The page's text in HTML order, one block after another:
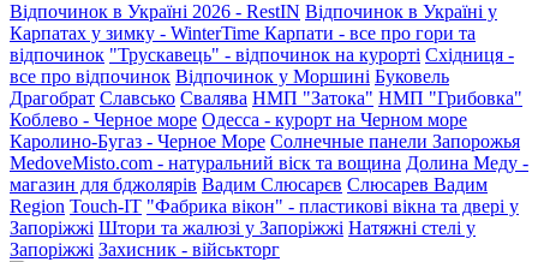
Відпочинок в Україні 2026 - RestIN Відпочинок в Україні у
Карпатах у зимку - WinterTime Карпати - все про гори та
відпочинок "Трускавець" - відпочинок на курорті Східниця -
все про відпочинок Відпочинок у Моршині Буковель
Драгобрат Славсько Свалява НМП "Затока" НМП "Грибовка"
Коблево - Черное море Одесса - курорт на Черном море
Каролино-Бугаз - Черное Море Солнечные панели Запорожья
MedoveMisto.com - натуральний віск та вощина Долина Меду -
магазин для бджолярів Вадим Слюсарєв Слюсарев Вадим
Region Touch-IT "Фабрика вікон" - пластикові вікна та двері у
Запоріжжі Штори та жалюзі у Запоріжжі Натяжні стелі у
Запоріжжі Захисник - військторг